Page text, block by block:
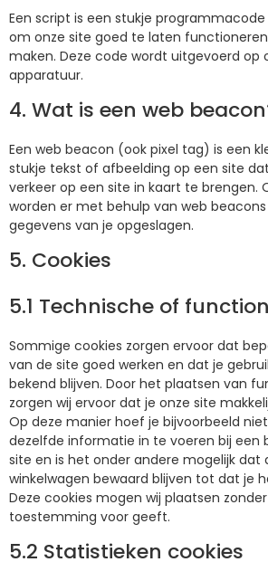
Een script is een stukje
om onze site goed te laten
maken. Deze code wordt uitgevoerd op
apparatuur.
4. Wat is een web
Een web beacon (ook pixel tag) is een
stukje tekst of afbeelding op een site
verkeer op een site in kaart te brengen.
worden er met behulp van web
gegevens van je opgeslagen.
5. Cookies
5.1 Technische of
Sommige cookies zorgen ervoor dat
van de site goed werken en dat je
bekend blijven. Door het plaatsen van
zorgen wij ervoor dat je onze site
Op deze manier hoef je bijvoorbeeld
dezelfde informatie in te voeren bij een
site en is het onder andere mogelijk dat
winkelwagen bewaard blijven tot dat je
Deze cookies mogen wij plaatsen
toestemming voor geeft.
5.2 Statistieken cookies